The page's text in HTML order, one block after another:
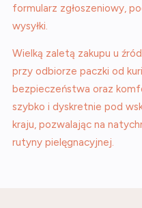
formularz zgłoszeniowy,
wysyłki.
Wielką zaletą zakupu u
przy odbiorze paczki od
bezpieczeństwa oraz
szybko i dyskretnie pod
kraju, pozwalając na
rutyny pielęgnacyjnej.